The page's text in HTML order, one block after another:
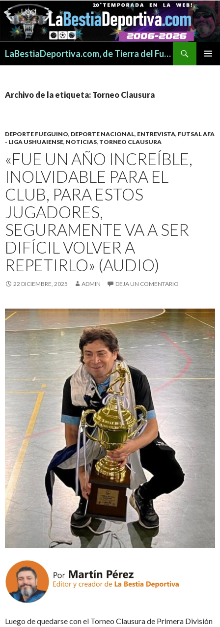
LaBestiaDeportiva.com, de Tierra del Fuego para todo el mundo
Archivo de la etiqueta: Torneo Clausura
DEPORTE FUEGUINO, DEPORTE NACIONAL, ENTREVISTA, FUTSAL AFA
- LIGA USHUAIENSE, NOTICIAS, TORNEO CLAUSURA
«FUE UN AÑO INCREÍBLE,
INOLVIDABLE PARA EL
CLUB, PARA ESTOS
JUGADORES,
SEGURAMENTE VA A SER
DIFÍCIL VOLVER A
REPETIRLO» (AUDIO)
22 DICIEMBRE, 2025 ADMIN DEJA UN COMENTARIO
Luego de quedarse con el Torneo Clausura de Primera División